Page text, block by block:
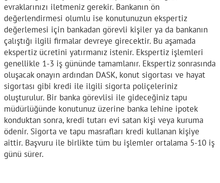
evraklarınızı iletmeniz gerekir. Bankanın ön
değerlendirmesi olumlu ise konutunuzun ekspertiz
değerlemesi için bankadan görevli kişiler ya da bankanın
çalıştığı ilgili firmalar devreye girecektir. Bu aşamada
ekspertiz ücretini yatırmanız istenir. Ekspertiz işlemleri
genellikle 1-3 iş gününde tamamlanır. Ekspertiz sonrasında
oluşacak onayın ardından DASK, konut sigortası ve hayat
sigortası gibi kredi ile ilgili sigorta poliçeleriniz
oluşturulur. Bir banka görevlisi ile gideceğiniz tapu
müdürlüğünde konutunuz üzerine banka lehine ipotek
konduktan sonra, kredi tutarı evi satan kişi veya kuruma
ödenir. Sigorta ve tapu masrafları kredi kullanan kişiye
aittir. Başvuru ile birlikte tüm bu işlemler ortalama 5-10 iş
günü sürer.